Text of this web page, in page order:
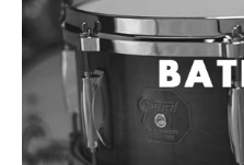
Micrófonos
Mano alámbrico
Instrumento alámbrico
Inalámbrico de mano
Inalámbrico diadema y solapa